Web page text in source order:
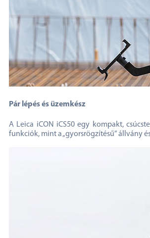
Pár lépés és üzemkész
A Leica iCON iCS50 egy kompakt,
funkciók, mint a „gyorsrögzítésű” állvány